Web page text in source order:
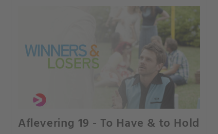
Aflevering 19 - To Have & to Hold